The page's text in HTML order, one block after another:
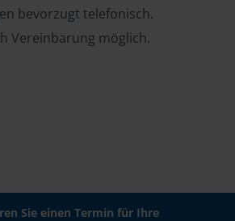
bevorzugt telefonisch.
Vereinbarung möglich.
Sie einen Termin für Ihre